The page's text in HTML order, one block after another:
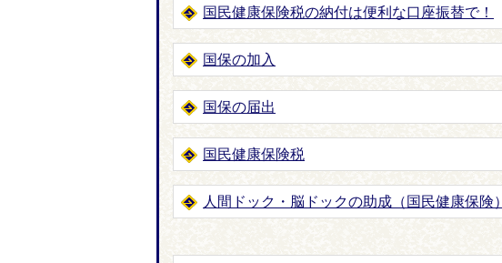
国民健康保険税の納付は便利な口座振替で！
国保の加入
国保の届出
国民健康保険税
人間ドック・脳ドックの助成（国民健康保険）